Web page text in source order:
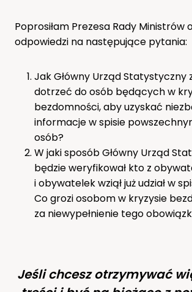
Poprosiłam Prezesa Rady Ministrów
odpowiedzi na następujące pytania:
Jak Główny Urząd Statystyczny
dotrzeć do osób będących w
bezdomności, aby uzyskać
informacje w spisie
osób?
W jaki sposób Główny Urząd
będzie weryfikował kto z
i obywatelek wziął już udział w
Co grozi osobom w kryzysie
za niewypełnienie tego
Jeśli chcesz otrzymywać